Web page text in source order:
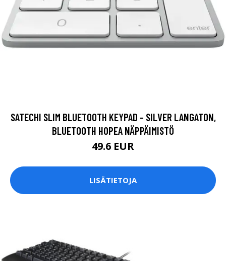
SATECHI SLIM BLUETOOTH KEYPAD - SILVER LANGATON,
BLUETOOTH HOPEA NÄPPÄIMISTÖ
49.6 EUR
LISÄTIETOJA